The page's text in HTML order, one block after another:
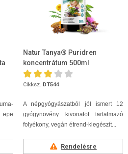
Natur Tanya® Puridren
koncentrátum 500ml
Cikksz. DT544
A népgyógyászatból jól ismert 12
gyógynövény kivonatot tartalmazó
folyékony, vegán étrend-kiegészít...
Rendelésre